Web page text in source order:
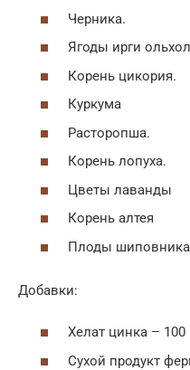
Черника.
Ягоды ирги
Корень цикория.
Куркума
Расторопша.
Корень лопуха.
Цветы лаванды
Корень алтея
Плоды
Добавки:
Хелат цинка – 100
Сухой продукт